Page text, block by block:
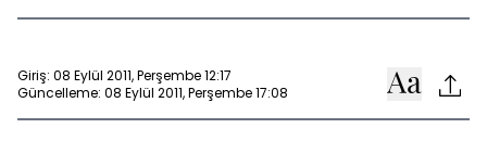
Giriş: 08 Eylül 2011, Perşembe 12:17
Güncelleme: 08 Eylül 2011, Perşembe 17:08